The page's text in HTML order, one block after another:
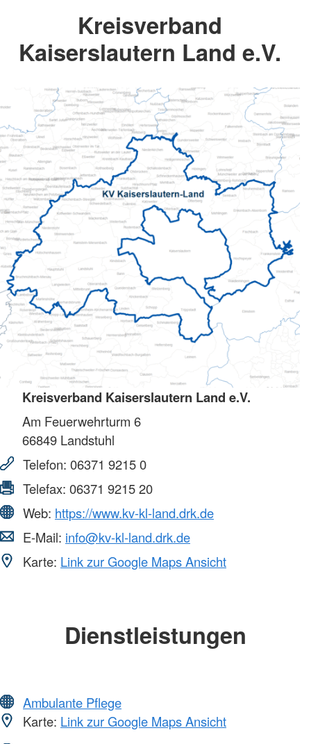
Kreisverband
Kaiserslautern Land e.V.
Kreisverband Kaiserslautern Land e.V.
Am Feuerwehrturm 6
66849 Landstuhl
Telefon: 06371 9215 0
Telefax: 06371 9215 20
Web: https://www.kv-kl-land.drk.de
E-Mail: info@kv-kl-land.drk.de
Karte: Link zur Google Maps Ansicht
Dienstleistungen
Ambulante Pflege
Karte: Link zur Google Maps Ansicht